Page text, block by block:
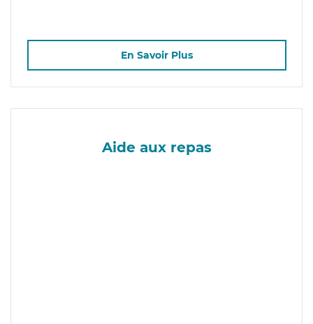
En Savoir Plus
Aide aux repas